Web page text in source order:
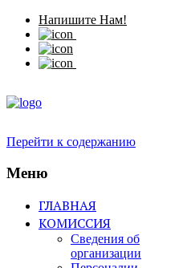
Напишите Нам!
Перейти к содержанию
Меню
ГЛАВНАЯ
КОМИССИЯ
Сведения об
организации